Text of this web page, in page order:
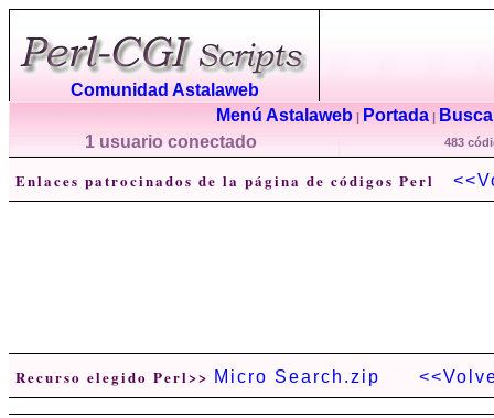
Comunidad Astalaweb
Menú Astalaweb | Portada |
1 usuario conectado
483
Enlaces patrocinados de la página de códigos Perl
Recurso elegido Perl>> Micro Search.zip